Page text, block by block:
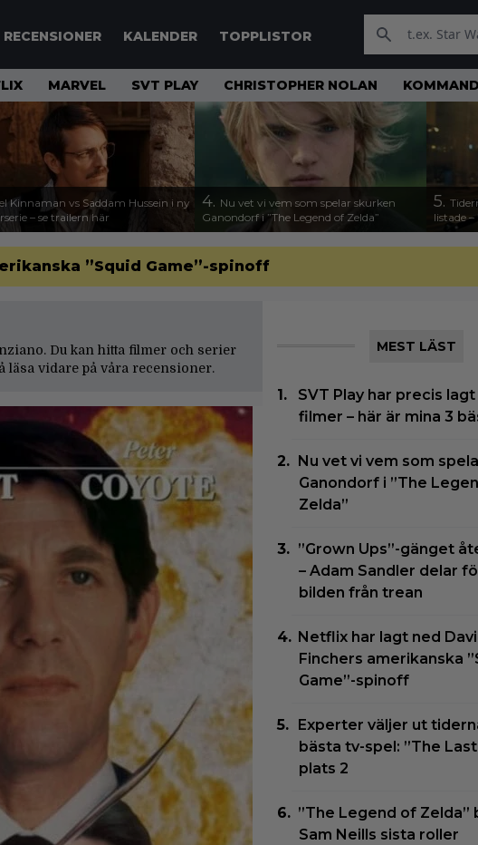
RECENSIONER KALENDER TOPPLISTOR
MARVEL SVT PLAY CHRISTOPHER NOLAN
Kinnaman vs Saddam Hussein i ny
– se trailern här
4. Nu vet vi vem som spelar skurken
Ganondorf i ”The Legend of Zelda”
5.
listade
”Squid Game”-spinoff
Du kan hitta filmer och serier
läsa vidare på våra recensioner.
MEST LÄST
SVT Play har precis lagt
filmer – här är mina 3
Nu vet vi vem som
Ganondorf i ”The
Zelda”
”Grown Ups”-gänget
– Adam Sandler delar
bilden från trean
Netflix har lagt ned
Finchers amerikanska
Game”-spinoff
Experter väljer ut
bästa tv-spel: ”The
plats 2
”The Legend of Zelda”
Sam Neills sista roller